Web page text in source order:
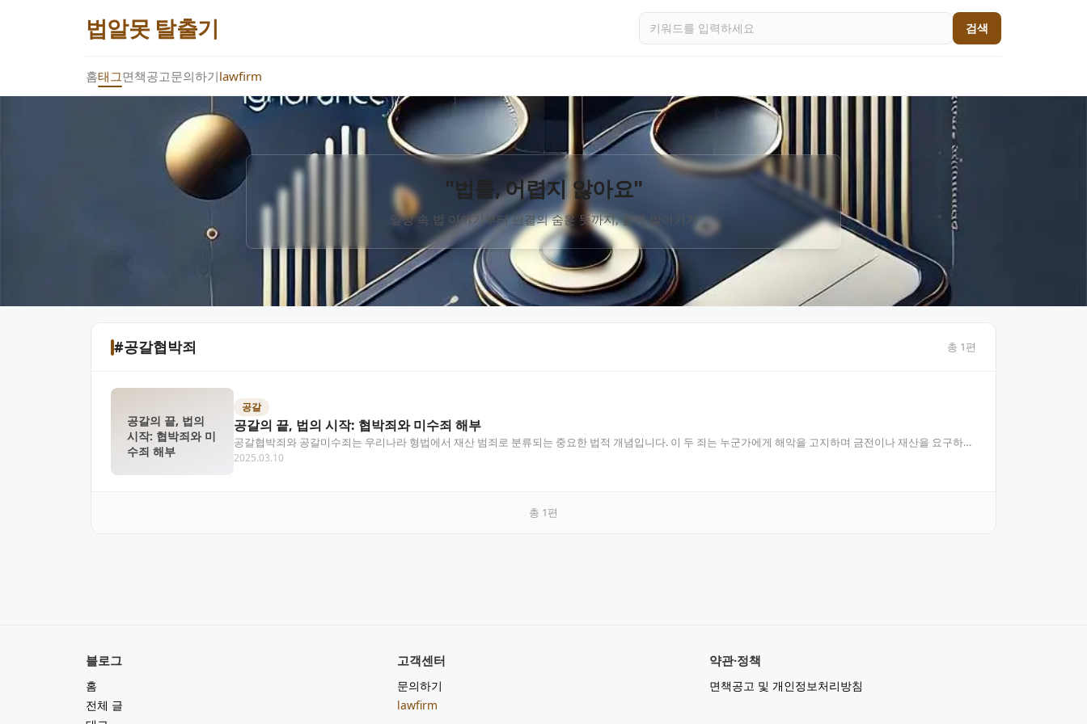
법알못 탈출기 검색
홈태그면책공고문의하기lawfirm
"법률, 어렵지 않아요"
일상 속 법 이야기부터 판결의 숨은 뜻까지, 함께 알아가기
#공갈협박죄 총 1편
공갈의 끝, 법의
시작: 협박죄와 미
수죄 해부
공갈
공갈의 끝, 법의 시작: 협박죄와 미수죄 해부
공갈협박죄와 공갈미수죄는 우리나라 형법에서 재산 범죄로 분류되는 중요한 법적 개념입니다. 이 두 죄는 누군가에게 해악을 고지하며 금전이나 재산을 요구하는
행위를 다루지만, 그 결과…
2025.03.10
총 1편
블로그
홈
전체 글
고객센터
문의하기
lawfirm
약관·정책
면책공고 및 개인정보처리방침